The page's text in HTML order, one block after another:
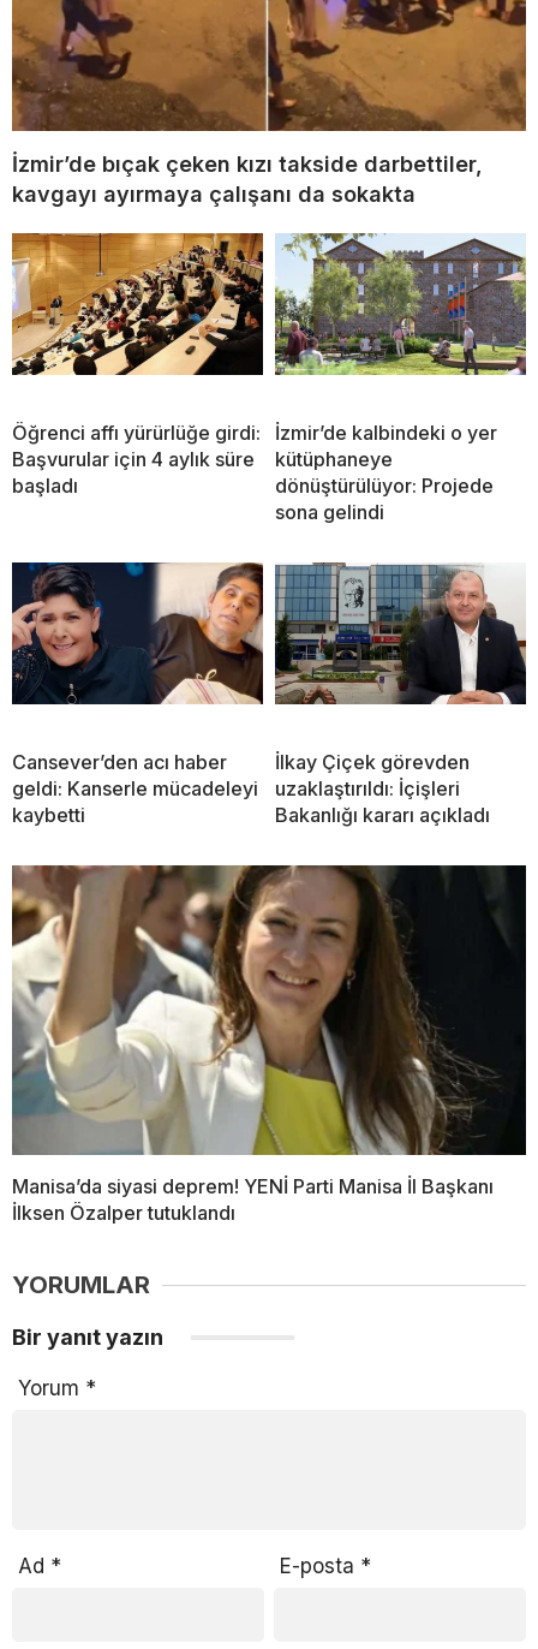
İzmir’de bıçak çeken kızı takside darbettiler,
kavgayı ayırmaya çalışanı da sokakta
Öğrenci affı yürürlüğe girdi:
Başvurular için 4 aylık süre
başladı
İzmir’de kalbindeki o yer
kütüphaneye
dönüştürülüyor: Projede
sona gelindi
Cansever’den acı haber
geldi: Kanserle mücadeleyi
kaybetti
İlkay Çiçek görevden
uzaklaştırıldı: İçişleri
Bakanlığı kararı açıkladı
Manisa’da siyasi deprem! YENİ Parti Manisa İl Başkanı
İlksen Özalper tutuklandı
YORUMLAR
Bir yanıt yazın
Yorum *
Ad * E-posta *